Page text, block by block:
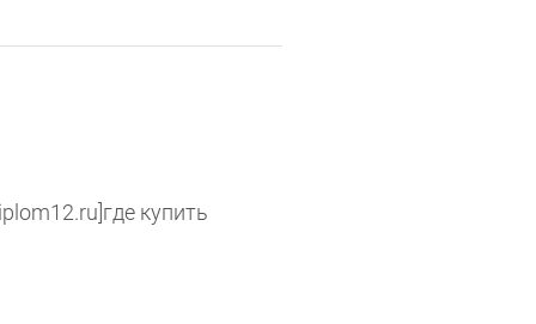
купить